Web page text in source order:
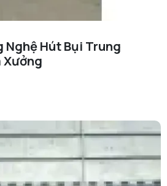
Nghệ Hút Bụi Trung
Xưởng